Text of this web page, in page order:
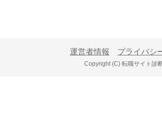
運営者情報 プライバシ
Copyright (C) 転職サイト診